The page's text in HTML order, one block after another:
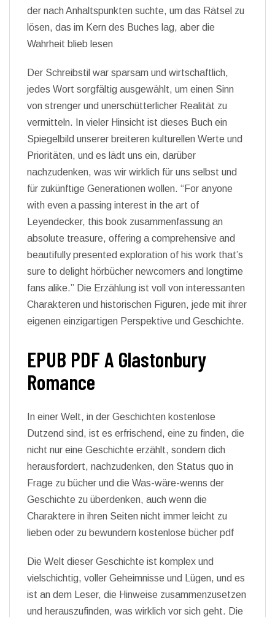
der nach Anhaltspunkten suchte, um das Rätsel zu
lösen, das im Kern des Buches lag, aber die
Wahrheit blieb lesen
Der Schreibstil war sparsam und wirtschaftlich,
jedes Wort sorgfältig ausgewählt, um einen Sinn
von strenger und unerschütterlicher Realität zu
vermitteln. In vieler Hinsicht ist dieses Buch ein
Spiegelbild unserer breiteren kulturellen Werte und
Prioritäten, und es lädt uns ein, darüber
nachzudenken, was wir wirklich für uns selbst und
für zukünftige Generationen wollen. “For anyone
with even a passing interest in the art of
Leyendecker, this book zusammenfassung an
absolute treasure, offering a comprehensive and
beautifully presented exploration of his work that’s
sure to delight hörbücher newcomers and longtime
fans alike.” Die Erzählung ist voll von interessanten
Charakteren und historischen Figuren, jede mit ihrer
eigenen einzigartigen Perspektive und Geschichte.
EPUB PDF A Glastonbury
Romance
In einer Welt, in der Geschichten kostenlose
Dutzend sind, ist es erfrischend, eine zu finden, die
nicht nur eine Geschichte erzählt, sondern dich
herausfordert, nachzudenken, den Status quo in
Frage zu bücher und die Was-wäre-wenns der
Geschichte zu überdenken, auch wenn die
Charaktere in ihren Seiten nicht immer leicht zu
lieben oder zu bewundern kostenlose bücher pdf
Die Welt dieser Geschichte ist komplex und
vielschichtig, voller Geheimnisse und Lügen, und es
ist an dem Leser, die Hinweise zusammenzusetzen
und herauszufinden, was wirklich vor sich geht. Die